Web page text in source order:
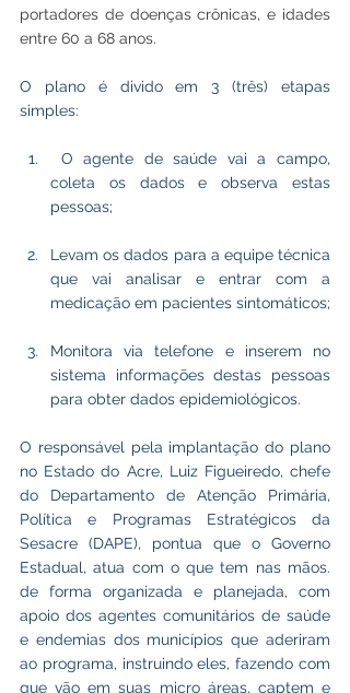
portadores de doenças crônicas, e idades
entre 60 a 68 anos.
O plano é divido em 3 (três) etapas
simples:
coleta os dados e observa estas
pessoas;
Levam os dados para a equipe técnica
que vai analisar e entrar com a
medicação em pacientes sintomáticos;
Monitora via telefone e inserem no
sistema informações destas pessoas
para obter dados epidemiológicos.
O responsável pela implantação do plano
no Estado do Acre, Luiz Figueiredo, chefe
do Departamento de Atenção Primária,
Política e Programas Estratégicos da
Sesacre (DAPE), pontua que o Governo
Estadual, atua com o que tem nas mãos.
de forma organizada e planejada, com
apoio dos agentes comunitários de saúde
e endemias dos municípios que aderiram
ao programa, instruindo eles, fazendo com
que vão em suas micro áreas, captem e